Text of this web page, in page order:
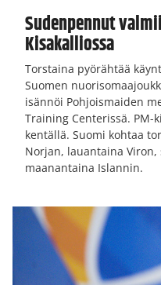
Sudenpennut
Kisakalliossa
Torstaina pyörähtää
Suomen
isännöi Pohjoismaiden
Training Centerissä. PM-
kentällä. Suomi kohtaa
Norjan, lauantaina
maanantaina Islannin.